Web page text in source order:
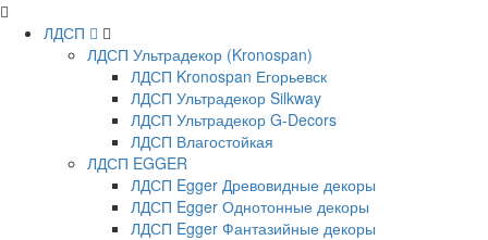
ЛДСП
ЛДСП Ультрадекор (Kronospan)
ЛДСП Kronospan Егорьевск
ЛДСП Ультрадекор Silkway
ЛДСП Ультрадекор G-Decors
ЛДСП Влагостойкая
ЛДСП EGGER
ЛДСП Egger Древовидные декоры
ЛДСП Egger Однотонные декоры
ЛДСП Egger Фантазийные декоры